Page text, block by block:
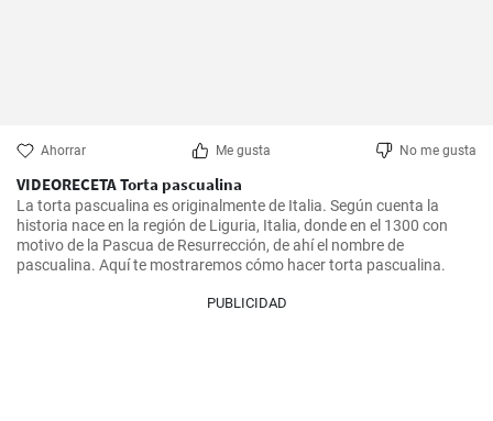
Ahorrar Me gusta No me gusta
VIDEORECETA Torta pascualina
La torta pascualina es originalmente de Italia. Según cuenta la
historia nace en la región de Liguria, Italia, donde en el 1300 con
motivo de la Pascua de Resurrección, de ahí el nombre de
pascualina. Aquí te mostraremos cómo hacer torta pascualina.
PUBLICIDAD